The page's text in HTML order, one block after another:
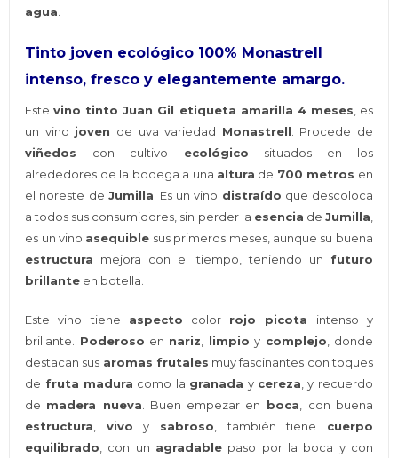
agua.
Tinto joven ecológico 100% Monastrell
intenso, fresco y elegantemente amargo.
Estevino tinto Juan Gil etiqueta amarilla 4 meses, es
un vino joven de uva variedad Monastrell. Procede de
viñedos con cultivo ecológico situados en los
alrededores de la bodega a una altura de 700 metros en
el noreste de Jumilla. Es un vino distraído que descoloca
a todos sus consumidores, sin perder la esencia de Jumilla,
es un vino asequible sus primeros meses, aunque su buena
estructura mejora con el tiempo, teniendo un futuro
brillante en botella.
Este vino tiene aspecto color rojo picota intenso y
brillante. Poderoso en nariz, limpio y complejo, donde
destacan sus aromas frutales muy fascinantes con toques
de fruta madura como la granada y cereza, y recuerdo
de madera nueva. Buen empezar en boca, con buena
estructura, vivo y sabroso, también tiene cuerpo
equilibrado, con un agradable paso por la boca y con